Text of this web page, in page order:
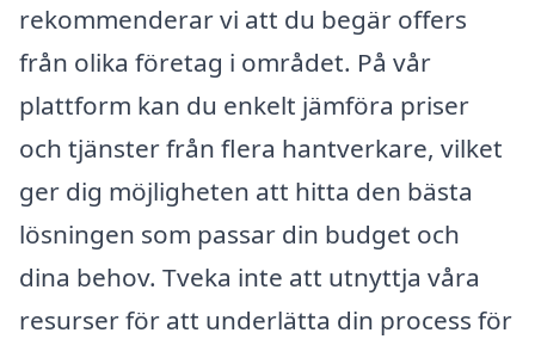
rekommenderar vi att du begär offers
från olika företag i området. På vår
plattform kan du enkelt jämföra priser
och tjänster från flera hantverkare, vilket
ger dig möjligheten att hitta den bästa
lösningen som passar din budget och
dina behov. Tveka inte att utnyttja våra
resurser för att underlätta din process för